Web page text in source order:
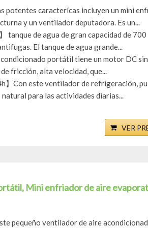
potentes caracterícas incluyen un mini
y un ventilador deputadora. Es un...
tanque de agua de gran capacidad de
El tanque de agua grande...
portátil tiene un motor DC
fricción, alta velocidad, que...
】Con este ventilador de refrigeración,
para las actividades diarias...
VER
Mini enfriador de aire
pequeño ventilador de aire